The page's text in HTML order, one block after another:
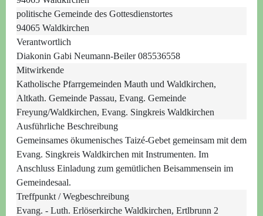
politische Gemeinde des Gottesdienstortes
94065 Waldkirchen
Verantwortlich
Diakonin Gabi Neumann-Beiler 085536558
Mitwirkende
Katholische Pfarrgemeinden Mauth und Waldkirchen,
Altkath. Gemeinde Passau, Evang. Gemeinde
Freyung/Waldkirchen, Evang. Singkreis Waldkirchen
Ausführliche Beschreibung
Gemeinsames ökumenisches Taizé-Gebet gemeinsam mit dem
Evang. Singkreis Waldkirchen mit Instrumenten. Im
Anschluss Einladung zum gemütlichen Beisammensein im
Gemeindesaal.
Treffpunkt / Wegbeschreibung
Evang. - Luth. Erlöserkirche Waldkirchen, Ertlbrunn 2